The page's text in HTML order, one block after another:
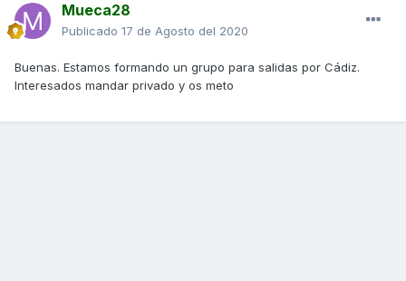
Mueca28
Publicado 17 de Agosto del 2020
Buenas. Estamos formando un grupo para salidas por Cádiz.
Interesados mandar privado y os meto